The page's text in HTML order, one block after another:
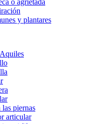
o agrietada
y plantares
las piernas
articular